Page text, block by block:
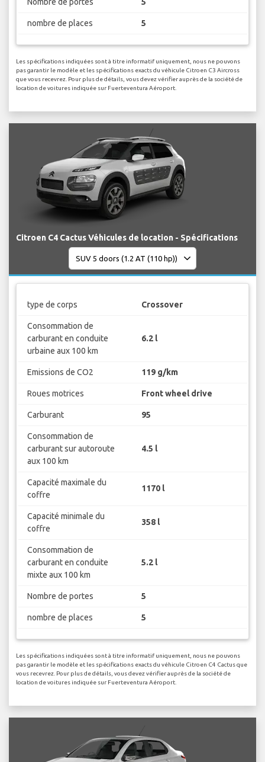
nombre de places 5
Les spécifications indiquées sont à titre informatif uniquement, nous ne pouvons
pas garantir le modèle et les spécifications exacts du véhicule Citroen C3 Aircross
que vous recevrez. Pour plus de détails, vous devez vérifier auprès de la société de
location de voitures indiquée sur Fuerteventura Aéroport.
Citroen C4 Cactus Véhicules de location - Spécifications
type de corps Crossover
Consommation de
carburant en conduite
urbaine aux 100 km
6.2 l
Emissions de CO2 119 g/km
Roues motrices Front wheel drive
Carburant 95
Consommation de
carburant sur autoroute
aux 100 km
4.5 l
Capacité maximale du
coffre
1170 l
Capacité minimale du
coffre
358 l
Consommation de
carburant en conduite
mixte aux 100 km
5.2 l
Nombre de portes 5
nombre de places 5
Les spécifications indiquées sont à titre informatif uniquement, nous ne pouvons
pas garantir le modèle et les spécifications exacts du véhicule Citroen C4 Cactus que
vous recevrez. Pour plus de détails, vous devez vérifier auprès de la société de
location de voitures indiquée sur Fuerteventura Aéroport.